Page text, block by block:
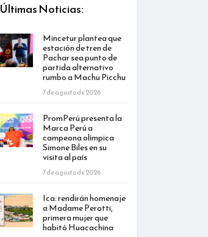
Últimas Noticias:
Mincetur plantea que
estación de tren de
Pachar sea punto de
partida alternativo
rumbo a Machu Picchu
7 de agosto de 2026
PromPerú presenta la
Marca Perú a
campeona olímpica
Simone Biles en su
visita al país
7 de agosto de 2026
Ica: rendirán homenaje
a Madame Perotti,
primera mujer que
habitó Huacachina